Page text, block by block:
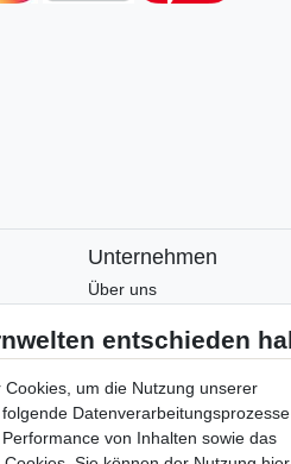
Unternehmen
Über uns
Partnerprogramm
Widerrufsrecht
Bestellung widerrufen
Datenschutzerklärung
um die Nutzung unserer
Datenverarbeitungsprozesse
von Inhalten sowie das